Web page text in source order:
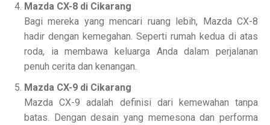
Mazda CX-8 di Cikarang
Bagi mereka yang mencari ruang lebih, Mazda CX-8
hadir dengan kemegahan. Seperti rumah kedua di atas
roda, ia membawa keluarga Anda dalam perjalanan
penuh cerita dan kenangan.
Mazda CX-9 di Cikarang
Mazda CX-9 adalah definisi dari kemewahan tanpa
batas. Dengan desain yang memesona dan performa